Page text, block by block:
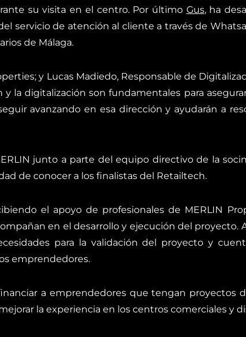
su visita en el centro. Por último Gus, ha
servicio de atención al cliente a través de
de Málaga.
y Lucas Madiedo, Responsable de
y la digitalización son fundamentales para
avanzando en esa dirección y ayudarán a
junto a parte del equipo directivo de la
de conocer a los finalistas del Retailtech.
el apoyo de profesionales de MERLIN
en el desarrollo y ejecución del proyecto.
para la validación del proyecto y
emprendedores.
a emprendedores que tengan proyectos
la experiencia en los centros comerciales y